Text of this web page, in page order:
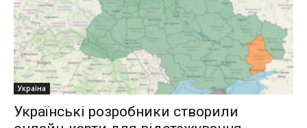
Україна
Українські розробники створили